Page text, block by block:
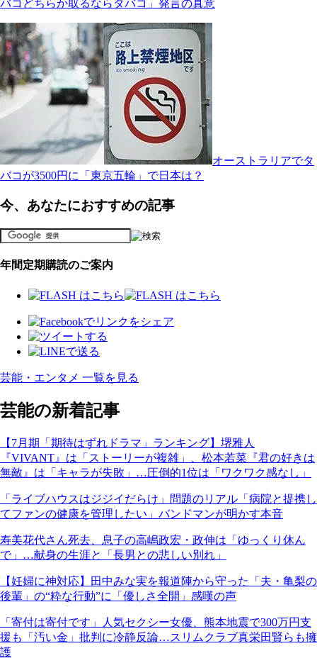
バコどちらか取るならタバコ」発言の真意
オーストラリアでタ
バコが3500円に「東京五輪」で日本は？
今、あなたにおすすめの記事
年間定期購読のご案内
芸能・エンタメ 一覧を見る
芸能の新着記事
【7月期「期待はずれドラマ」ランキング】堺雅人
『VIVANT』は「ストーリーが複雑」、松本若菜『君の好きは
無敵』は「キャラが失敗」…圧倒的1位は「ワクワク感なし」
「ライブハウスはジジイだらけ」問題のリアル「病院と提携し
てファンの健康を管理したい」バンドマンが明かす本音
寿美花代さん死去、息子の高嶋政宏・政伸は「ゆっくり休ん
で」…献身の生涯と「長男との悲しい別れ」
【妊婦に神対応】田中みな実を報道陣から守った「夫・亀梨の
後輩」の“粋な行動”に「優しさ全開」感嘆の声
「寄付は寄付です」人気セクシー女優、熊本地震で300万円支
援も「汚い金」批判に冷静反論…スリムクラブ真栄田賢らも擁
護